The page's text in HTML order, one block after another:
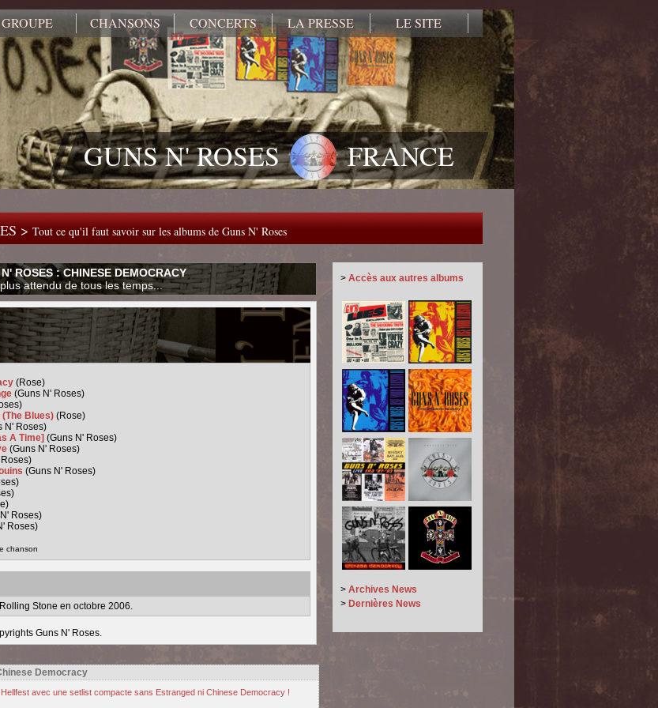
GROUPE CHANSONS CONCERTS LA PRESSE LE SITE
GUNS N' ROSES FRANCE
>Tout ce qu'il faut savoir sur les albums de Guns N' Roses
ROSES : CHINESE DEMOCRACY
attendu de tous les temps...
(Rose)
(Guns N' Roses)
Blues) (Rose)
N' Roses)
A Time] (Guns N' Roses)
(Guns N' Roses)
(Guns N' Roses)
Roses)
Roses)
chanson
Stone en octobre 2006.
Guns N' Roses.
Democracy
avec une setlist compacte sans Estranged ni Chinese Democracy !
> Accès aux autres albums
> Archives News
> Dernières News